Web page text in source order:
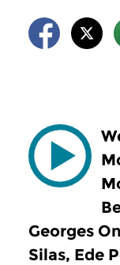
Georges
Silas, Ede